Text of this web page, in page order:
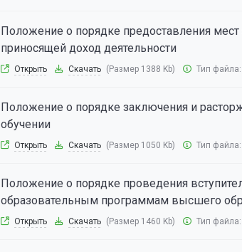
Положение о порядке предоставления
приносящей доход деятельности
Открыть Скачать (Размер 1388 Kb) Тип файла:
Положение о порядке заключения и
обучении
Открыть Скачать (Размер 1050 Kb) Тип файла:
Положение о порядке проведения
образовательным программам высшего
Открыть Скачать (Размер 1460 Kb) Тип файла: